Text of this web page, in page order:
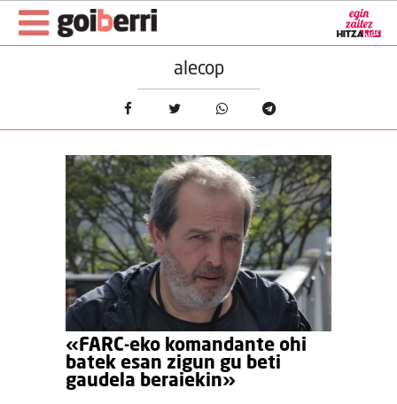
alecop
«FARC-eko komandante ohi
batek esan zigun gu beti
gaudela beraiekin»